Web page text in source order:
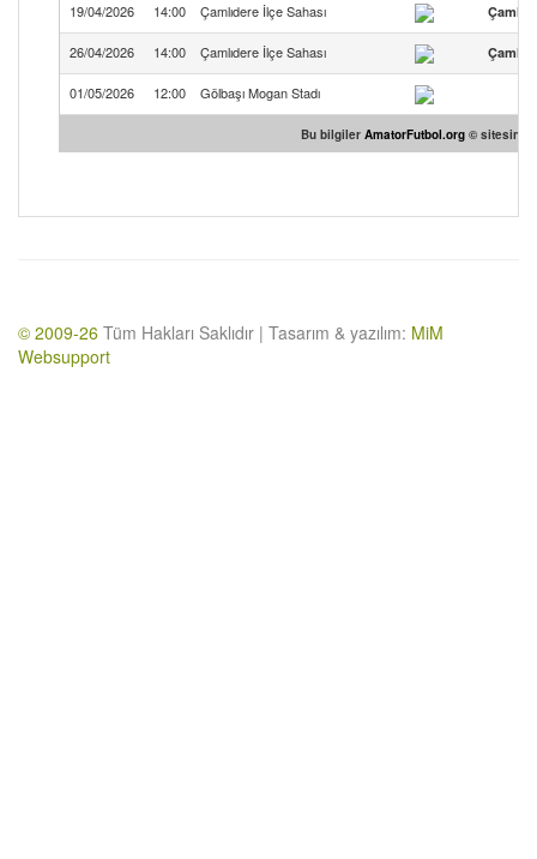
19/04/2026 14:00 Çamlıdere İlçe Sahası
26/04/2026 14:00 Çamlıdere İlçe Sahası
01/05/2026 12:00 Gölbaşı Mogan Stadı
Bu bilgiler AmatorFutbol.org©
© 2009-26 Tüm Hakları Saklıdır | Tasarım & yazılım: MiM
Websupport